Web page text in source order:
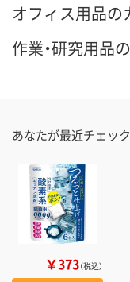
オフィス用品の
作業・研究用品
あなたが最近チェッ
￥373（税込）